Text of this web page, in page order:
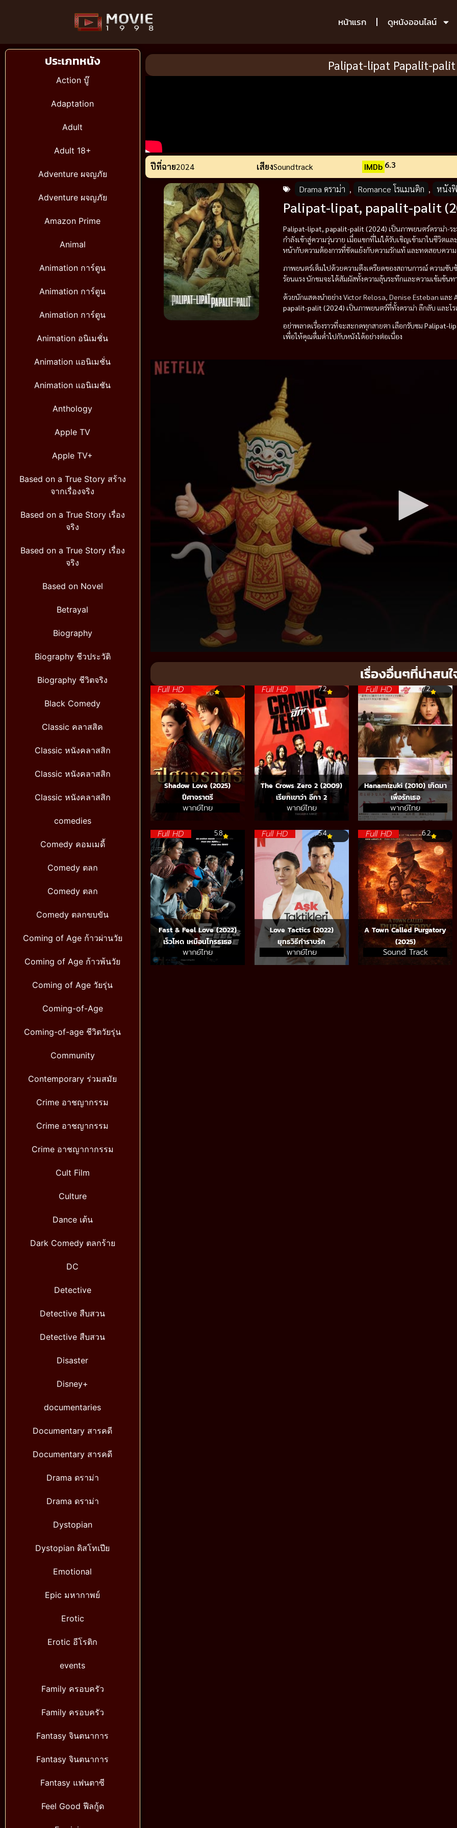
หน้าแรก ดูหนังออนไลน์
ประเภทหนัง
Action บู๊
Adaptation
Adult
Adult 18+
Adventure ผจญภัย
Adventure ผจญภัย
Amazon Prime
Animal
Animation การ์ตูน
Animation การ์ตูน
Animation การ์ตูน
Animation อนิเมชั่น
Animation แอนิเมชั่น
Animation แอนิเมชัน
Anthology
Apple TV
Apple TV+
Based on a True Story สร้าง
จากเรื่องจริง
Based on a True Story เรื่อง
จริง
Based on a True Story เรื่อง
จริง
Based on Novel
Betrayal
Biography
Biography ชีวประวัติ
Biography ชีวิตจริง
Black Comedy
Classic คลาสสิค
Classic หนังคลาสสิก
Classic หนังคลาสสิก
Classic หนังคลาสสิก
comedies
Comedy คอมเมดี้
Comedy ตลก
Comedy ตลก
Comedy ตลกขบขัน
Coming of Age ก้าวผ่านวัย
Coming of Age ก้าวพ้นวัย
Coming of Age วัยรุ่น
Coming-of-Age
Coming-of-age ชีวิตวัยรุ่น
Community
Contemporary ร่วมสมัย
Crime อาชญากรรม
Crime อาชญากรรม
Crime อาชญากากรรม
Cult Film
Culture
Dance เต้น
Dark Comedy ตลกร้าย
DC
Detective
Detective สืบสวน
Detective สืบสวน
Disaster
Disney+
documentaries
Documentary สารคดี
Documentary สารคดี
Drama ดราม่า
Drama ดราม่า
Dystopian
Dystopian ดิสโทเปีย
Emotional
Epic มหากาพย์
Erotic
Erotic อีโรติก
events
Family ครอบครัว
Family ครอบครัว
Fantasy จินตนาการ
Fantasy จินตนาการ
Fantasy แฟนตาซี
Feel Good ฟีลกู้ด
Palipat-lipat Papalit-
ปีที่ฉาย2024 เสียงSoundtrack IMDb 6.3
Drama ดราม่า , Romance โรแมนติก , หนัง
Palipat-lipat, papalit-palit
Palipat-lipat, papalit-palit (2024) เป็นภาพยนตร์ดราม่า-ร
กำลังเข้าสู่ความวุ่นวาย เมื่อแขกที่ไม่ได้รับเชิญเข้ามาในชีวิต
หน้ากับความต้องการที่ขัดแย้งกับความรักแท้ และทดสอบควา
ภาพยนตร์เต็มไปด้วยความตึงเครียดของสถานการณ์ ความซั
ร้อนแรง นักชมจะได้สัมผัสทั้งความลุ้นระทึกและความเข้มข้นท
ด้วยนักแสดงนำอย่าง Victor Relosa, Denise Esteban และ
papalit-palit (2024) เป็นภาพยนตร์ที่ทั้งดราม่า ลึกลับ และ
อย่าพลาดเรื่องราวที่จะสะกดทุกสายตา เลือกรับชม Palipat-
เพื่อให้คุณดื่มด่ำไปกับหนังได้อย่างต่อเนื่อง
90%
เรื่องอื่นๆที่น่าสน
Full HD
Shadow Love (2025)
ปีศาจราตรี
พากย์ไทย
Full HD 7.2
The Crows Zero 2 (2009)
เรียกเขาว่า อีกา 2
พากย์ไทย
Full HD 7.2
Hanamizuki (2010) เกิดมา
เพื่อรักเธอ
พากย์ไทย
Full HD 5.8
Fast & Feel Love (2022)
เร็วโหด เหมือนโกรธเธอ
พากย์ไทย
Full HD 5.4
Love Tactics (2022)
ยุทธวิธีกำราบรัก
พากย์ไทย
Full HD 6.2
A Town Called Purgatory
(2025)
Sound Track